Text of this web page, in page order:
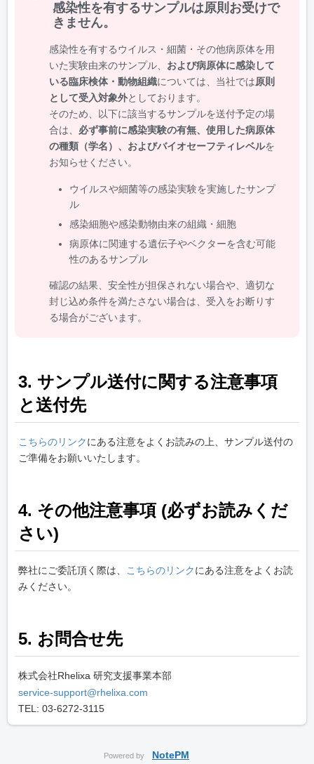
感染性を有するサンプルは原則お受けで
きません。
感染性を有するウイルス・細菌・その他病原体を用
いた実験由来のサンプル、 および病原体に感染して
いる臨床検体・動物組織については、当社では原則
として受入対象外としております。
そのため、以下に該当するサンプルを送付予定の場
合は、 必ず事前に感染実験の有無、使用した病原体
の種類（学名）、およびバイオセーフティレベルを
お知らせください。
ウイルスや細菌等の感染実験を実施したサンプ
ル
感染細胞や感染動物由来の組織・細胞
病原体に関連する遺伝子やベクターを含む可能
性のあるサンプル
確認の結果、安全性が担保されない場合や、適切な
封じ込め条件を満たさない場合は、受入をお断りす
る場合がございます。
3. サンプル送付に関する注意事項
と送付先
こちらのリンクにある注意をよくお読みの上、サンプル送付の
ご準備をお願いいたします。
4. その他注意事項 (必ずお読みくだ
さい)
弊社にご委託頂く際は、 こちらのリンクにある注意をよくお読
みください。
5. お問合せ先
株式会社Rhelixa 研究支援事業本部
service-support@rhelixa.com
TEL: 03-6272-3115
Powered by NotePM